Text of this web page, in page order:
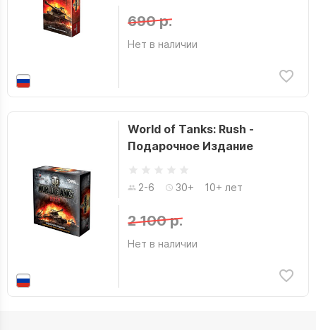
690 р.
Нет в наличии
World of Tanks: Rush -
Подарочное Издание
2-6 30+ 10+ лет
2 100 р.
Нет в наличии